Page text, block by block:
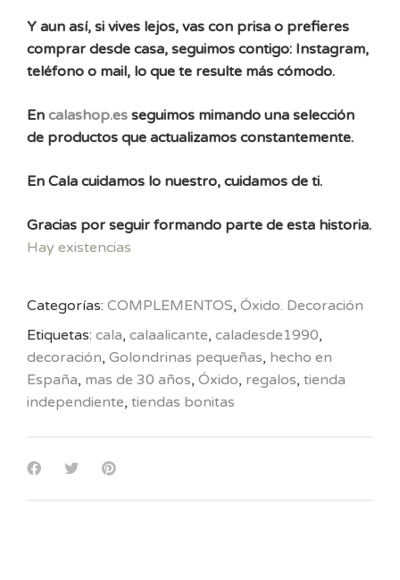
Y aun así, si vives lejos, vas con prisa o prefieres
comprar desde casa, seguimos contigo: Instagram,
teléfono o mail, lo que te resulte más cómodo.
En calashop.es seguimos mimando una selección
de productos que actualizamos constantemente.
En Cala cuidamos lo nuestro, cuidamos de ti.
Gracias por seguir formando parte de esta historia.
Hay existencias
Categorías: COMPLEMENTOS, Óxido. Decoración
Etiquetas: cala, calaalicante, caladesde1990,
decoración, Golondrinas pequeñas, hecho en
España, mas de 30 años, Óxido, regalos, tienda
independiente, tiendas bonitas